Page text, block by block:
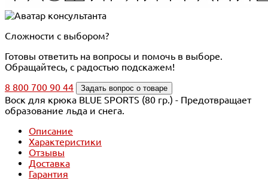
Сложности с выбором?
Готовы ответить на вопросы и помочь в выборе.
Обращайтесь, с радостью подскажем!
8 800 700 90 44
Задать вопрос о товаре
Воск для крюка BLUE SPORTS (80 гр.) - Предотвращает
образование льда и снега.
Описание
Характеристики
Отзывы
Доставка
Гарантия